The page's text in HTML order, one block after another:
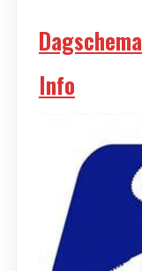
Dagschema
Info